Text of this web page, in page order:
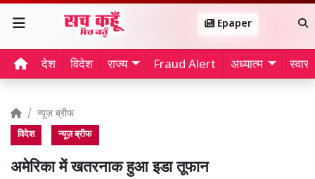
Epaper
देश विदेश राज्य Fraud Alert अध्यात्म
न्यूज़ ब्रीफ
विदेश न्यूज़ ब्रीफ
अमेरिका में खतरनाक हुआ इडा तूफान